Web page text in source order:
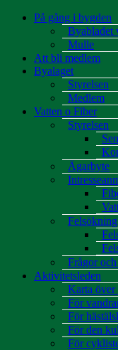
På gång i bygden
Byabladet
Mulle
Att bli medlem
Byalaget
Styrelsen
Medlem
Vatten o Fiber
Styrelsen
Ägarbyte
Felsökning
Frågor
Aktivitetsleden
Karta över
För
För
För den
För